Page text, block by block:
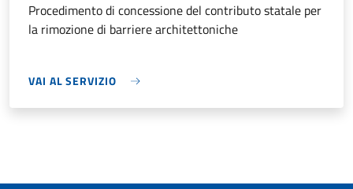
Procedimento di concessione del contributo statale per
la rimozione di barriere architettoniche
VAI AL SERVIZIO